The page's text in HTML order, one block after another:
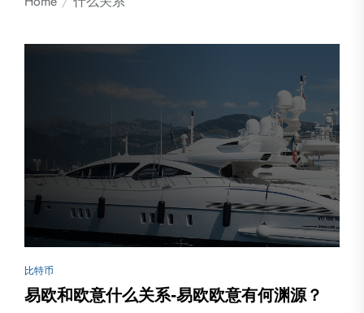
比特币
易欧和欧意什么关系-易欧欧意有何渊源？